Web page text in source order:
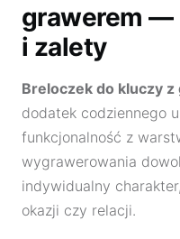
grawerem —
i zalety
Breloczek do kluczy
dodatek codziennego
funkcjonalność z
wygrawerowania
indywidualny
okazji czy relacji.